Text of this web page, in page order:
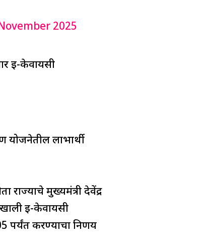
2025
ई-केवायसी
योजनेतील लाभार्थी
राज्याचे मुख्यमंत्री देवेंद्र
ई-केवायसी
पर्यंत करण्याचा निर्णय